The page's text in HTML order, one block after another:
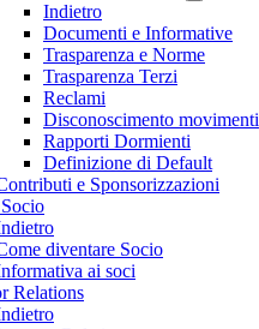
Indietro
Documenti e Informative
Trasparenza e Norme
Trasparenza Terzi
Reclami
Disconoscimento movimenti
Rapporti Dormienti
Definizione di Default
e Sponsorizzazioni
diventare Socio
ai soci
Relations